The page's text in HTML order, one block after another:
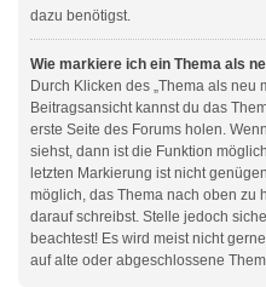
dazu benötigst.
Wie markiere ich ein Thema als
Durch Klicken des „Thema als neu
Beitragsansicht kannst du das
erste Seite des Forums holen.
siehst, dann ist die Funktion
letzten Markierung ist nicht
möglich, das Thema nach oben zu
darauf schreibst. Stelle jedoch
beachtest! Es wird meist nicht
auf alte oder abgeschlossene